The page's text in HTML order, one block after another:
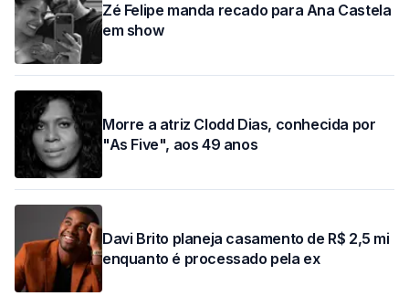
Zé Felipe manda recado para Ana Castela
em show
Morre a atriz Clodd Dias, conhecida por
"As Five", aos 49 anos
Davi Brito planeja casamento de R$ 2,5 mi
enquanto é processado pela ex